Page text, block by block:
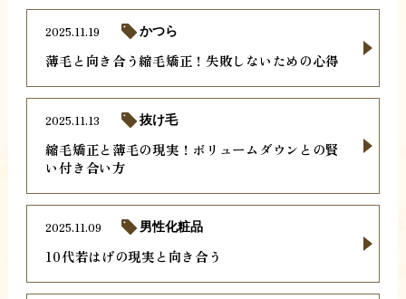
薄毛と向き合う縮毛矯正！失敗しないための心得
2025.11.19 かつら
縮毛矯正と薄毛の現実！ボリュームダウンとの賢
い付き合い方
2025.11.13 抜け毛
10代若はげの現実と向き合う
2025.11.09 男性化粧品